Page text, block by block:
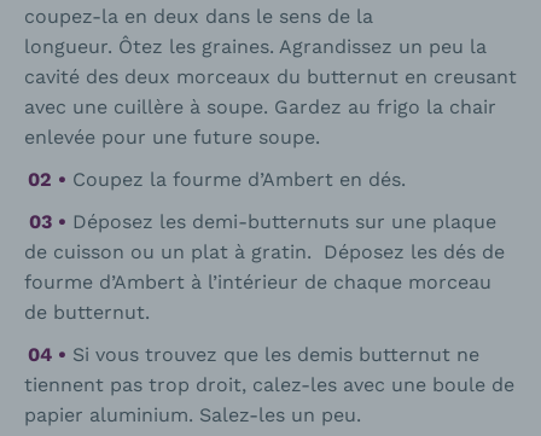
coupez-la en deux dans le sens de la
longueur. Ôtez les graines. Agrandissez un peu la
cavité des deux morceaux du butternut en creusant
avec une cuillère à soupe. Gardez au frigo la chair
enlevée pour une future soupe.
Coupez la fourme d’Ambert en dés.
Déposez les demi-butternuts sur une plaque
de cuisson ou un plat à gratin. Déposez les dés de
fourme d’Ambert à l’intérieur de chaque morceau
de butternut.
Si vous trouvez que les demis butternut ne
tiennent pas trop droit, calez-les avec une boule de
papier aluminium. Salez-les un peu.